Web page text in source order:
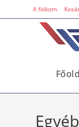
A fiókom
Egyéb